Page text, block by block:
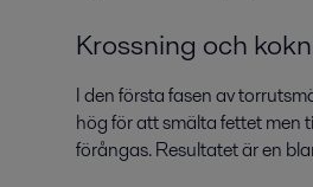
Krossning och
I den första fasen av
hög för att smälta fettet men
förångas. Resultatet är en